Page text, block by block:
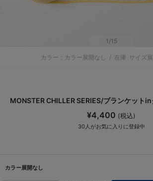
1 /15
カラー：カラー展開なし / 在庫 サイズ
MONSTER CHILLER SERIES/ブランケット
¥4,400 (税込)
30 人がお気に入りに登録中
カラー展開なし